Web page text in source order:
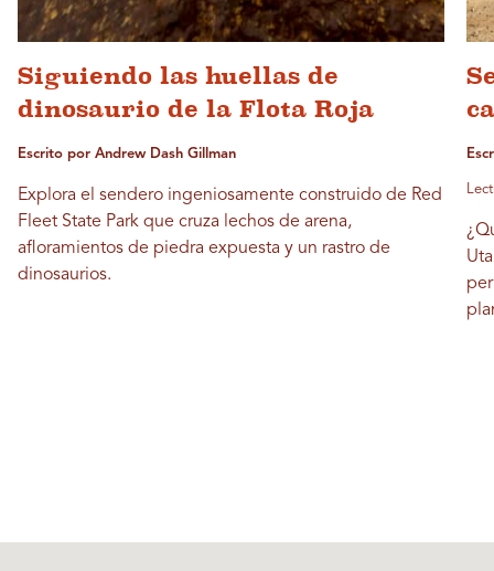
Siguiendo las huellas de
dinosaurio de la Flota Roja
Escrito por Andrew Dash Gillman
Explora el sendero ingeniosamente construido de Red
Fleet State Park que cruza lechos de arena,
afloramientos de piedra expuesta y un rastro de
dinosaurios.